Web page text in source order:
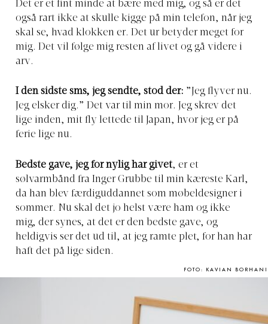
Det er et fint minde at bære med mig, og så er det
også rart ikke at skulle kigge på min telefon, når jeg
skal se, hvad klokken er. Det ur betyder meget for
mig. Det vil følge mig resten af livet og gå videre i
arv.
I den sidste sms, jeg sendte, stod der: ”Jeg flyver nu.
Jeg elsker dig.” Det var til min mor. Jeg skrev det
lige inden, mit fly lettede til Japan, hvor jeg er på
ferie lige nu.
Bedste gave, jeg for nylig har givet, er et
sølvarmbånd fra Inger Grubbe til min kæreste Karl,
da han blev færdiguddannet som møbeldesigner i
sommer. Nu skal det jo helst være ham og ikke
mig, der synes, at det er den bedste gave, og
heldigvis ser det ud til, at jeg ramte plet, for han har
haft det på lige siden.
FOTO: KAVIAN BORHANI